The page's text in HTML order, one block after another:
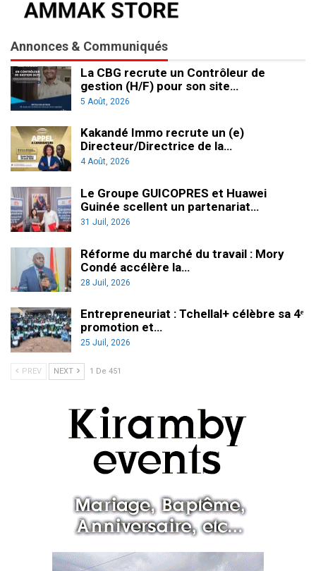
Annonces & Communiqués
La CBG recrute un Contrôleur de
gestion (H/F) pour son site…
5 Août, 2026
Kakandé Immo recrute un (e)
Directeur/Directrice de la…
4 Août, 2026
Le Groupe GUICOPRES et Huawei
Guinée scellent un partenariat…
31 Juil, 2026
Réforme du marché du travail : Mory
Condé accélère la…
28 Juil, 2026
Entrepreneuriat : Tchellal+ célèbre sa 4ᵉ
promotion et…
25 Juil, 2026
PREV NEXT 1 De 451